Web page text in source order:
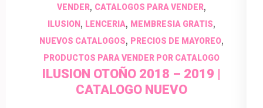
VENDER, CATALOGOS PARA VENDER,
ILUSION , LENCERIA, MEMBRESIA GRATIS,
NUEVOS CATALOGOS, PRECIOS DE MAYOREO,
PRODUCTOS PARA VENDER POR CATALOGO
ILUSION OTOÑO 2018 – 2019 |
CATALOGO NUEVO